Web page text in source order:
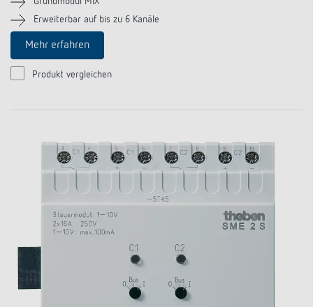
Erweiterbar auf bis zu 6 Kanäle
Mehr erfahren
Produkt vergleichen